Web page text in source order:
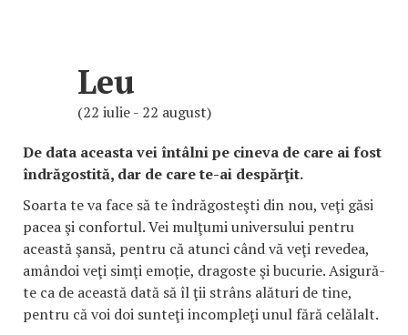
Leu
(22 iulie - 22 august)
De data aceasta vei întâlni pe cineva de care ai fost
îndrăgostită, dar de care te-ai despărţit.
Soarta te va face să te îndrăgosteşti din nou, veţi găsi
pacea şi confortul. Vei mulţumi universului pentru
această şansă, pentru că atunci când vă veţi revedea,
amândoi veţi simţi emoţie, dragoste şi bucurie. Asigură-
te ca de această dată să îl ţii strâns alături de tine,
pentru că voi doi sunteţi incompleţi unul fără celălalt.